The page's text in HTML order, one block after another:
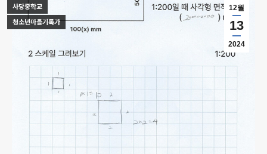
12월
13
2024
사당중학교
청소년마을기록가